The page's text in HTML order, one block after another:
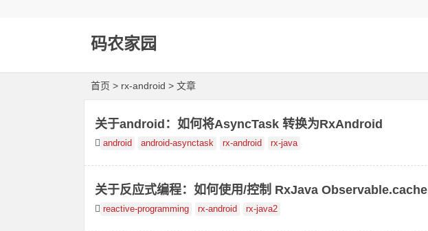
码农家园
首页 > rx-android > 文章
关于android：如何将AsyncTask 转换为RxAndroid
android android-asynctask rx-android rx-java
关于反应式编程：如何使用/控制 RxJava Observable.cache
reactive-programming rx-android rx-java2